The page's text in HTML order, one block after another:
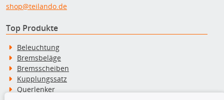
shop@teilando.de
Top Produkte
Beleuchtung
Bremsbeläge
Bremsscheiben
Kupplungssatz
Querlenker